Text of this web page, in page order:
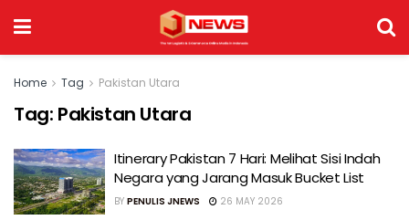
Home Tag Pakistan Utara
Tag: Pakistan Utara
Itinerary Pakistan 7 Hari: Melihat Sisi Indah
Negara yang Jarang Masuk Bucket List
BY PENULIS JNEWS 26 MAY 2026